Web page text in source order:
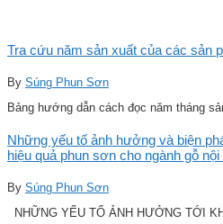
Tra cứu năm sản xuất của các sản
By Súng Phun Sơn
Bảng hướng dẫn cách đọc năm tháng
Những yếu tố ảnh hưởng và biện
hiệu quả phun sơn cho ngành gỗ nội
By Súng Phun Sơn
NHỮNG YẾU TỐ ẢNH HƯỞNG TỚI